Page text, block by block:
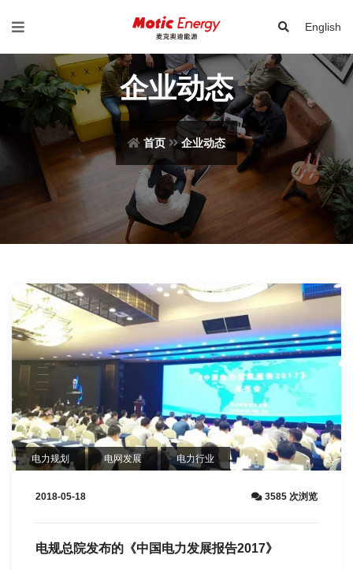
English
企业动态
首页 企业动态
电力规划 电网发展 电力行业
2018-05-18 3585 次浏览
电规总院发布的《中国电力发展报告2017》